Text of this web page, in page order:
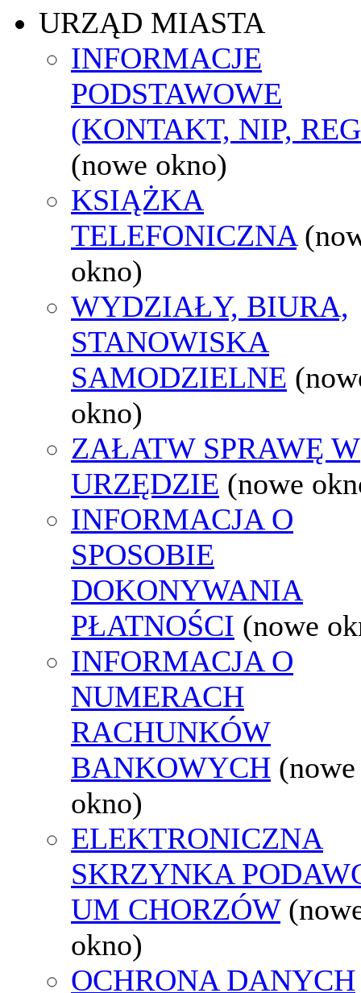
URZĄD MIASTA
INFORMACJE
PODSTAWOWE
(KONTAKT, NIP,
(nowe okno)
KSIĄŻKA
TELEFONICZNA
okno)
WYDZIAŁY, BIURA,
STANOWISKA
SAMODZIELNE
okno)
ZAŁATW SPRAWĘ W
URZĘDZIE (nowe
INFORMACJA O
SPOSOBIE
DOKONYWANIA
PŁATNOŚCI (nowe
INFORMACJA O
NUMERACH
RACHUNKÓW
BANKOWYCH (nowe
okno)
ELEKTRONICZNA
SKRZYNKA
UM CHORZÓW
okno)
OCHRONA DANYCH